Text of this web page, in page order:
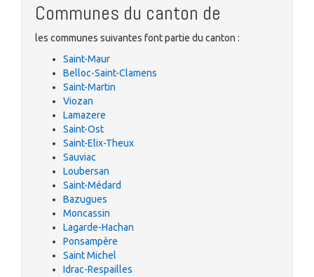
Communes du canton de
les communes suivantes font partie du canton :
Saint-Maur
Belloc-Saint-Clamens
Saint-Martin
Viozan
Lamazere
Saint-Ost
Saint-Elix-Theux
Sauviac
Loubersan
Saint-Médard
Bazugues
Moncassin
Lagarde-Hachan
Ponsampère
Saint Michel
Idrac-Respailles